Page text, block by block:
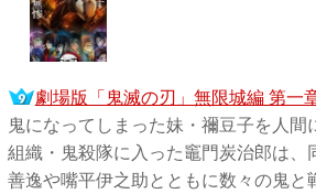
劇場版「鬼滅の刃」無限城編 第一
鬼になってしまった妹・禰󠄀豆子を人間
組織・鬼殺隊に入った竈門炭治郎は、
善逸や嘴平伊之助とともに数々の鬼と